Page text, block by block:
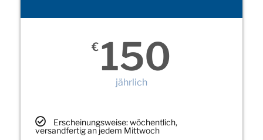
€ 150
jährlich
Erscheinungsweise: wöchentlich,
versandfertig an jedem Mittwoch